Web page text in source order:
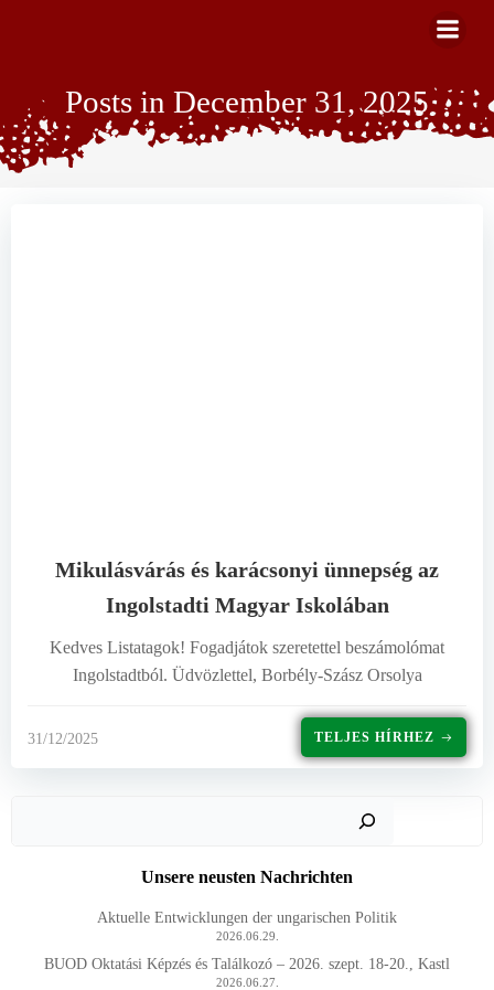
Posts in December 31, 2025
Mikulásvárás és karácsonyi ünnepség az
Ingolstadti Magyar Iskolában
Kedves Listatagok! Fogadjátok szeretettel beszámolómat
Ingolstadtból. Üdvözlettel, Borbély-Szász Orsolya
31/12/2025 TELJES HÍRHEZ
Unsere neusten Nachrichten
Aktuelle Entwicklungen der ungarischen Politik
2026.06.29.
BUOD Oktatási Képzés és Találkozó – 2026. szept. 18-20., Kastl
2026.06.27.